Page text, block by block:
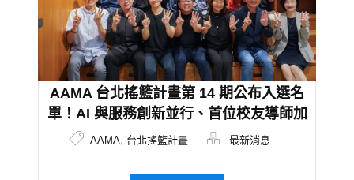
AAMA 台北搖籃計畫第 14 期公布入選名
單！AI 與服務創新並行、首位校友導師加
入傳承行列
AAMA, 台北搖籃計畫 最新消息